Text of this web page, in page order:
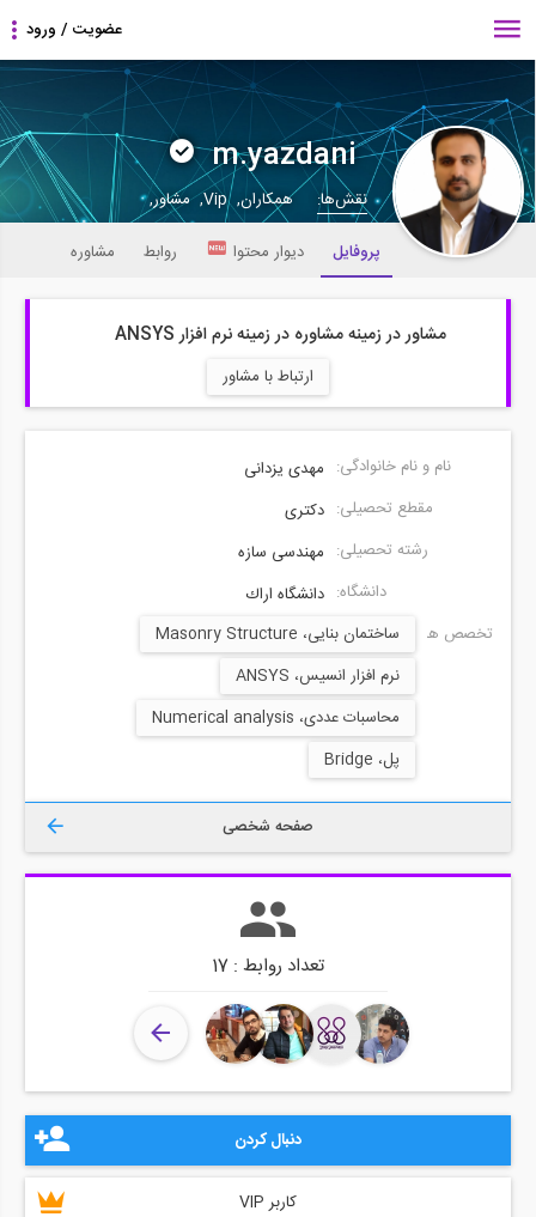
m.yazdani
نقش‌ها:
همکاران, Vip, مشاور,
پروفایل
دیوار محتوا روابط مشاوره
مشاور در زمینه مشاوره در زمینه نرم افزار ANSYS
ارتباط با مشاور
نام و نام خانوادگی: مهدی یزدانی
مقطع تحصیلی: دکتری
رشته تحصیلی: مهندسی سازه
دانشگاه: دانشگاه اراك
تخصص ها:
ساختمان بنایی، Masonry Structure
نرم افزار انسیس، ANSYS
محاسبات عددی، Numerical analysis
پل، Bridge
صفحه شخصی
تعداد روابط : 17
دنبال کردن
کاربر VIP